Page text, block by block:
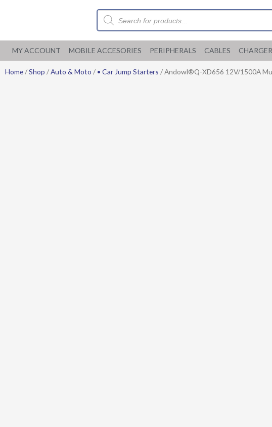
Products
search
MY ACCOUNT MOBILE ACCESORIES PERIPHERALS CABLES
Home/Shop /Auto & Moto / • Car Jump Starters / Andowl®Q-XD656 12V/1500A